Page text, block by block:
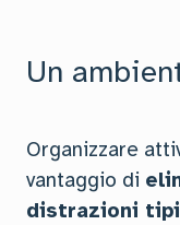
Un
Organizzare
vantaggio di
distrazioni